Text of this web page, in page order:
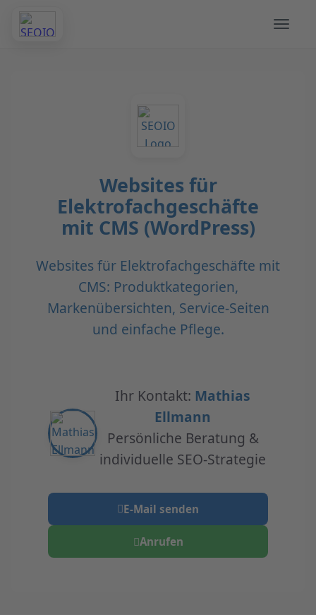
Websites für
Elektrofachgeschäfte
mit CMS (WordPress)
Websites für Elektrofachgeschäfte mit
CMS: Produktkategorien,
Markenübersichten, Service-Seiten
und einfache Pflege.
Ihr Kontakt: Mathias
Ellmann
Persönliche Beratung &
individuelle SEO-Strategie
E-Mail senden
Anrufen